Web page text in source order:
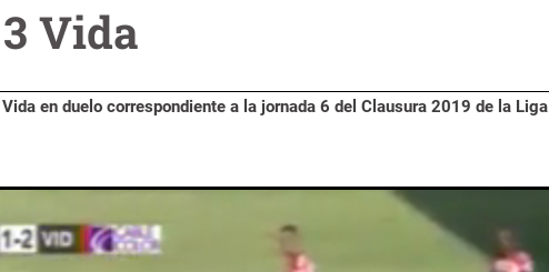
Vida
en duelo correspondiente a la jornada 6 del Clausura 2019 de la Liga